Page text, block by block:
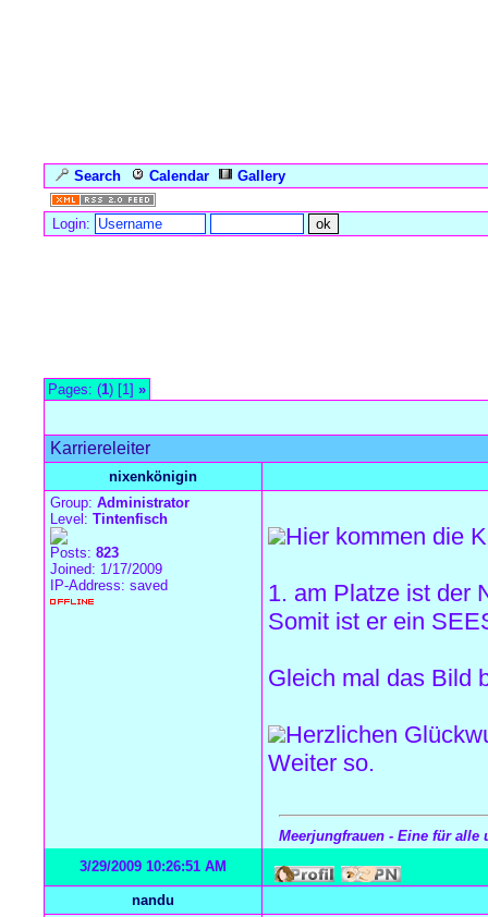
Search Calendar
Gallery
Login:
Pages: (1) [1] »
Karriereleiter
nixenkönigin
Group: Administrator
Level: Tintenfisch
Posts: 823
Joined: 1/17/2009
IP-Address: saved
Hier kommen die
1. am Platze ist der
Somit ist er ein
Gleich mal das Bild
Herzlichen
Weiter so.
Meerjungfrauen - Eine für alle
3/29/2009 10:26:51 AM
nandu